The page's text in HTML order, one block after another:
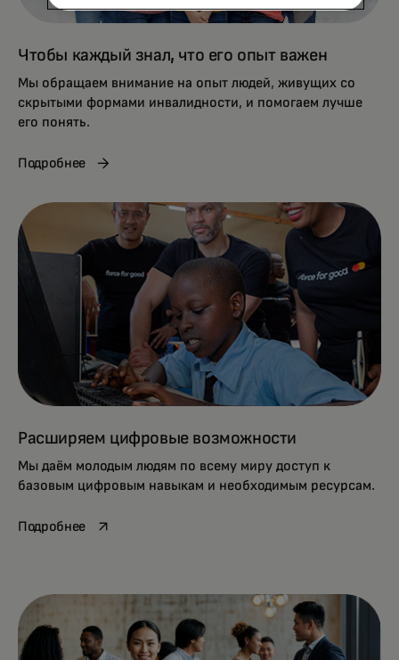
Чтобы каждый знал, что его опыт важен
Мы обращаем внимание на опыт людей, живущих со
скрытыми формами инвалидности, и помогаем лучше
его понять.
Подробнее
Расширяем цифровые возможности
Мы даём молодым людям по всему миру доступ к
базовым цифровым навыкам и необходимым ресурсам.
Подробнееopens in a new tab